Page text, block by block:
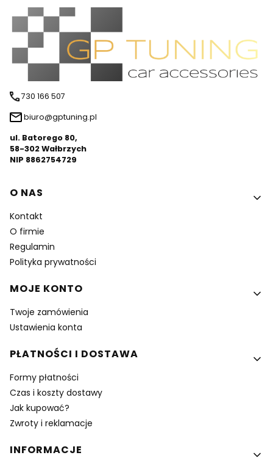
730 166 507
biuro@gptuning.pl
ul. Batorego 80,
58-302 Wałbrzych
NIP 8862754729
Linki w stopce
O NAS
Kontakt
O firmie
Regulamin
Polityka prywatności
MOJE KONTO
Twoje zamówienia
Ustawienia konta
PŁATNOŚCI I DOSTAWA
Formy płatności
Czas i koszty dostawy
Jak kupować?
Zwroty i reklamacje
INFORMACJE